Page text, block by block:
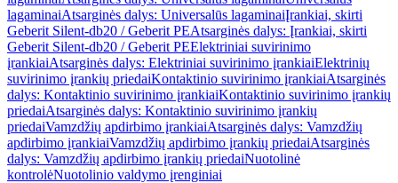
lagaminaiAtsarginės dalys: Universalūs lagaminaiĮrankiai, skirti
Geberit Silent-db20 / Geberit PEAtsarginės dalys: Įrankiai, skirti
Geberit Silent-db20 / Geberit PEElektriniai suvirinimo
įrankiaiAtsarginės dalys: Elektriniai suvirinimo įrankiaiElektrinių
suvirinimo įrankių priedaiKontaktinio suvirinimo įrankiaiAtsarginės
dalys: Kontaktinio suvirinimo įrankiaiKontaktinio suvirinimo įrankių
priedaiAtsarginės dalys: Kontaktinio suvirinimo įrankių
priedaiVamzdžių apdirbimo įrankiaiAtsarginės dalys: Vamzdžių
apdirbimo įrankiaiVamzdžių apdirbimo įrankių priedaiAtsarginės
dalys: Vamzdžių apdirbimo įrankių priedaiNuotolinė
kontrolėNuotolinio valdymo įrenginiai